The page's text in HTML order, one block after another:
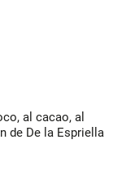
al cacao, al
de De la Espriella